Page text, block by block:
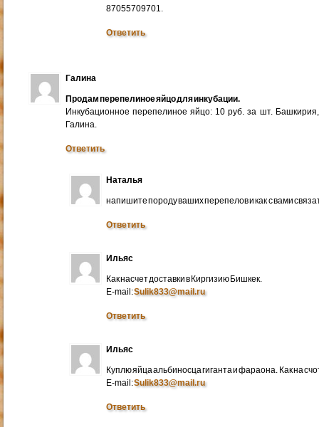
87055709701.
Ответить
Галина
Продам перепелиное яйцо для инкубации.
Инкубационное перепелиное яйцо: 10 руб. за шт.
Галина.
Ответить
Наталья
напишите породу ваших перепелов и как с вами
Ответить
Ильяс
Как насчет доставки в Киргизию Бишкек.
E-mail:Sulik833@mail.ru
Ответить
Ильяс
Куплю яйца альбиносца гиганта и фараона. Как на
E-mail:Sulik833@mail.ru
Ответить